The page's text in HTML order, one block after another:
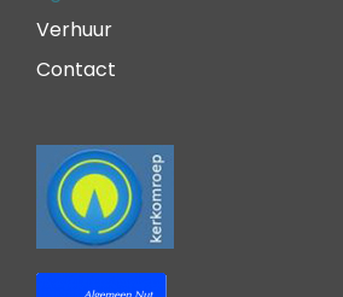
Verhuur
Contact